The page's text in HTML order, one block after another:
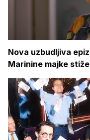
Nova uzbudljiva
Marinine majke